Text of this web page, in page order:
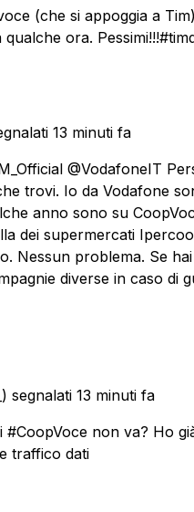
(che si appoggia a
ora.
13 minuti fa
@VodafoneIT
trovi. Io da Vodafone
anno sono su
dei supermercati
Nessun problema. Se
diverse in caso di
segnalati 13 minuti fa
non va? Ho
traffico dati